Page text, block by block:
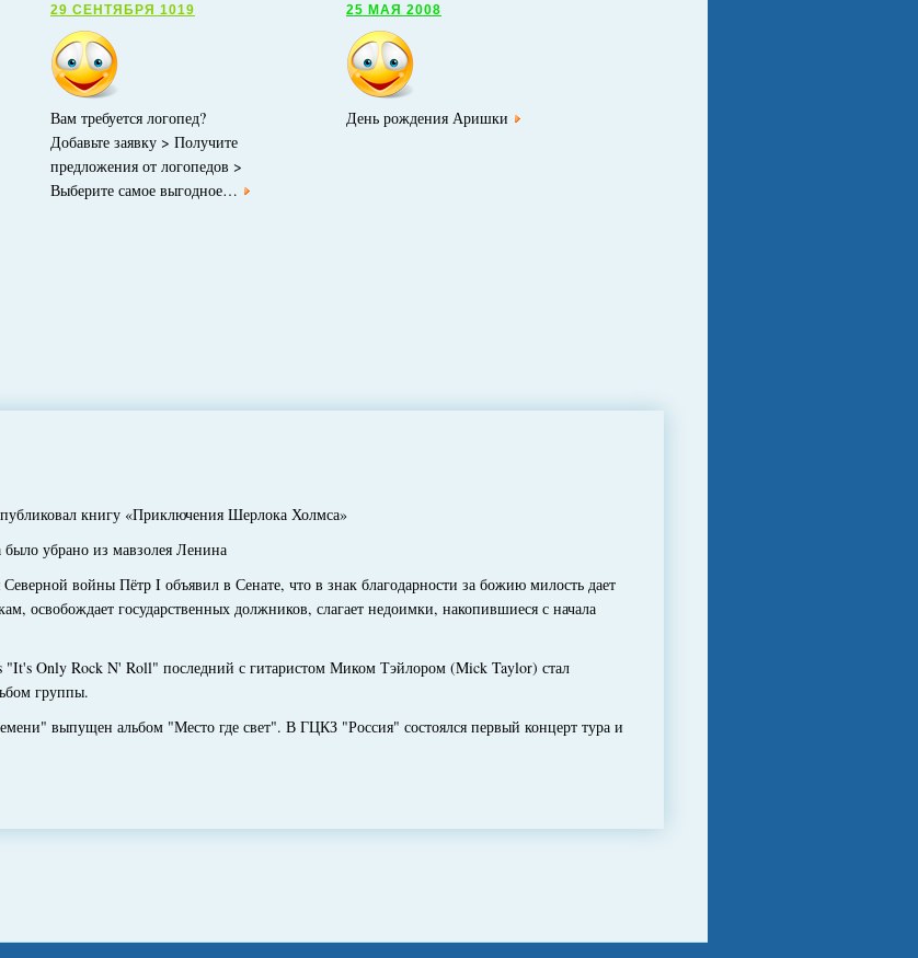
29 СЕНТЯБРЯ 1019
Вам требуется логопед?
Добавьте заявку > Получите
предложения от логопедов >
Выберите самое выгодное…
25 МАЯ 2008
День рождения Аришки
книгу «Приключения Шерлока Холмса»
убрано из мавзолея Ленина
войны Пётр I объявил в Сенате, что в знак благодарности за божию милость дает
освобождает государственных должников, слагает недоимки, накопившиеся с начала
Only Rock N' Roll" последний с гитаристом Миком Тэйлором (Mick Taylor) стал
группы.
выпущен альбом "Место где свет". В ГЦКЗ "Россия" состоялся первый концерт тура и